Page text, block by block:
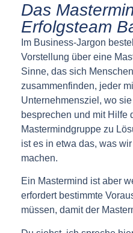
Das
Erfolgsteam
Im Business-Jargon
Vorstellung über eine
Sinne, das sich
zusammenfinden, jeder
Unternehmensziel, wo
besprechen und mit Hilfe
Mastermindgruppe zu
ist es in etwa das, was
machen.
Ein Mastermind ist aber
erfordert bestimmte
müssen, damit der